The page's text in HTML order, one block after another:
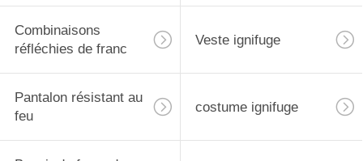
Combinaisons
réfléchies de franc
Veste ignifuge
Pantalon résistant au
feu
costume ignifuge